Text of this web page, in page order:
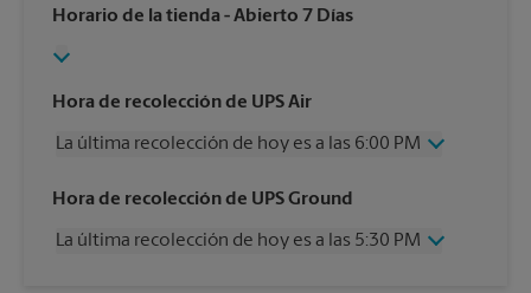
Horario de la tienda - Abierto 7 Días
Hora de recolección de UPS Air
La última recolección de hoy es a las 6:00 PM
Miércoles
6:00 PM
Viernes
6:00 PM
Hora de recolección de UPS Ground
La última recolección de hoy es a las 5:30 PM